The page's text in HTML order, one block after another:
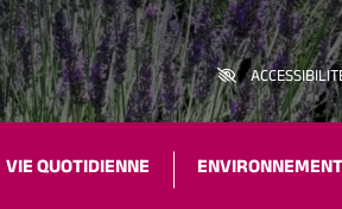
VIE QUOTIDIENNE